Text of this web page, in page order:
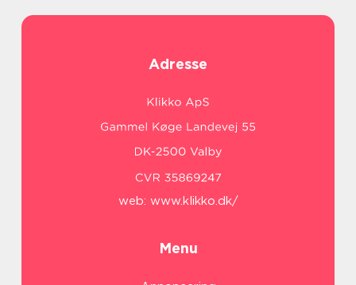
Adresse
web: www.klikko.dk/
Menu